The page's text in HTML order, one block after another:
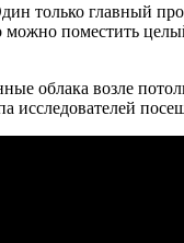
только главный
можно поместить
облака возле
исследователей